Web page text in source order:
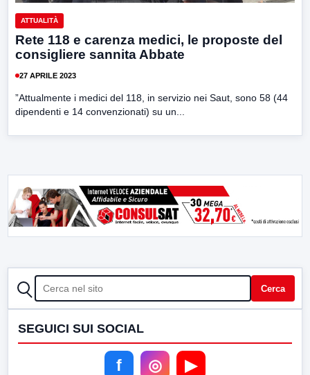
ATTUALITÀ
Rete 118 e carenza medici, le proposte del
consigliere sannita Abbate
27 APRILE 2023
”Attualmente i medici del 118, in servizio nei Saut, sono 58 (44
dipendenti e 14 convenzionati) su un...
CERCA Cerca
SEGUICI SUI SOCIAL
f ◎ ▶